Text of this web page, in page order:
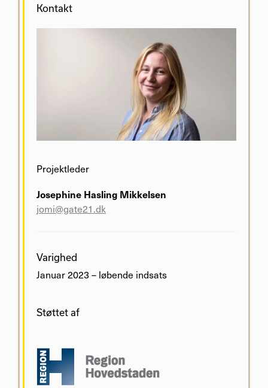
Kontakt
Projektleder
Josephine Hasling Mikkelsen
jomi@gate21.dk
Varighed
Januar 2023 – løbende indsats
Støttet af